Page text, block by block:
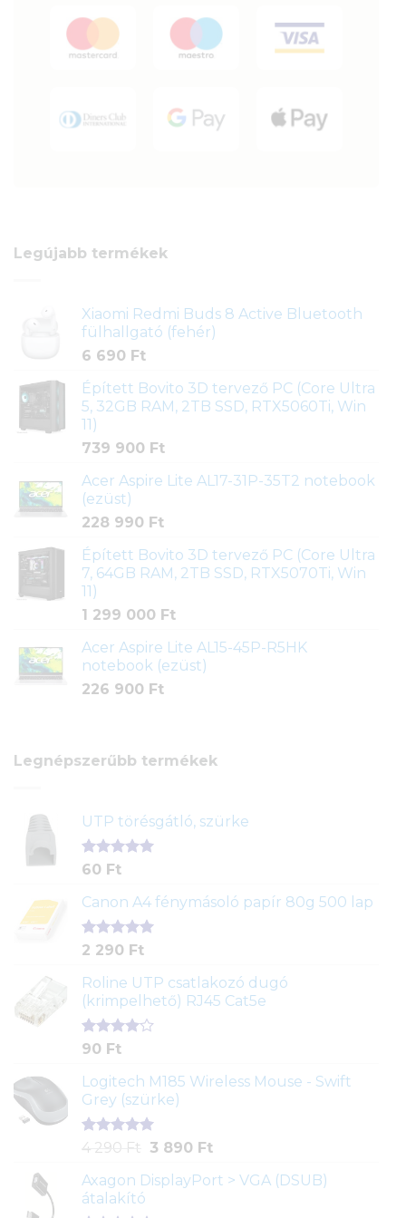
Legújabb termékek
Xiaomi Redmi Buds 8 Active Bluetooth
fülhallgató (fehér)
6 690 Ft
Épített Bovito 3D tervező PC (Core Ultra
5, 32GB RAM, 2TB SSD, RTX5060Ti, Win
11)
739 900 Ft
Acer Aspire Lite AL17-31P-35T2 notebook
(ezüst)
228 990 Ft
Épített Bovito 3D tervező PC (Core Ultra
7, 64GB RAM, 2TB SSD, RTX5070Ti, Win
11)
1 299 000 Ft
Acer Aspire Lite AL15-45P-R5HK
notebook (ezüst)
226 900 Ft
Legnépszerűbb termékek
UTP törésgátló, szürke
Értékelés
ből,
1
értékelés
alapján
60 Ft
Canon A4 fénymásoló papír 80g 500 lap
Értékelés
ből,
2
értékelés
alapján
2 290 Ft
Roline UTP csatlakozó dugó
(krimpelhető) RJ45 Cat5e
Értékelés
5-ből,
2
értékelés
alapján
90 Ft
Logitech M185 Wireless Mouse - Swift
Grey (szürke)
Értékelés
ből,
1
értékelés
alapján
4 290 Ft
Original
was:
3 890 FtCurrent
is:
Axagon DisplayPort > VGA (DSUB)
átalakító